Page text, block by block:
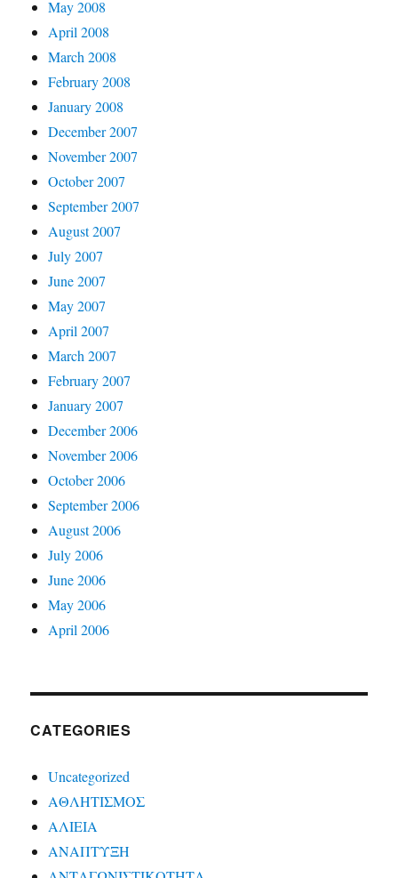
May 2008
April 2008
March 2008
February 2008
January 2008
December 2007
November 2007
October 2007
September 2007
August 2007
July 2007
June 2007
May 2007
April 2007
March 2007
February 2007
January 2007
December 2006
November 2006
October 2006
September 2006
August 2006
July 2006
June 2006
May 2006
April 2006
CATEGORIES
Uncategorized
ΑΘΛΗΤΙΣΜΟΣ
ΑΛΙΕΙΑ
ΑΝΑΠΤΥΞΗ